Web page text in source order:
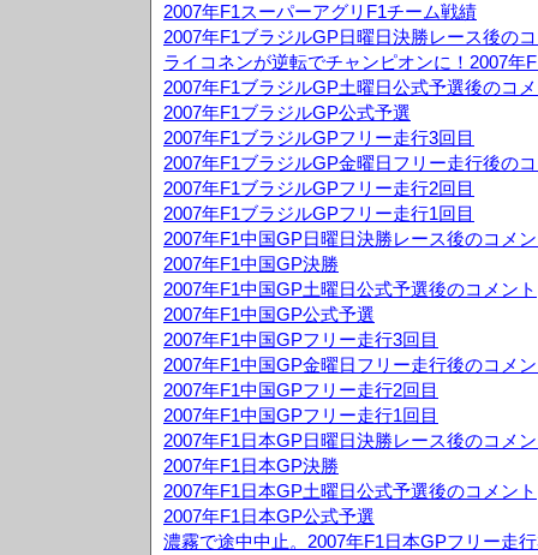
2007年F1スーパーアグリF1チーム戦績
2007年F1ブラジルGP日曜日決勝レース後の
ライコネンが逆転でチャンピオンに！2007年
2007年F1ブラジルGP土曜日公式予選後のコ
2007年F1ブラジルGP公式予選
2007年F1ブラジルGPフリー走行3回目
2007年F1ブラジルGP金曜日フリー走行後の
2007年F1ブラジルGPフリー走行2回目
2007年F1ブラジルGPフリー走行1回目
2007年F1中国GP日曜日決勝レース後のコメ
2007年F1中国GP決勝
2007年F1中国GP土曜日公式予選後のコメント
2007年F1中国GP公式予選
2007年F1中国GPフリー走行3回目
2007年F1中国GP金曜日フリー走行後のコメ
2007年F1中国GPフリー走行2回目
2007年F1中国GPフリー走行1回目
2007年F1日本GP日曜日決勝レース後のコメ
2007年F1日本GP決勝
2007年F1日本GP土曜日公式予選後のコメント
2007年F1日本GP公式予選
濃霧で途中中止。2007年F1日本GPフリー走